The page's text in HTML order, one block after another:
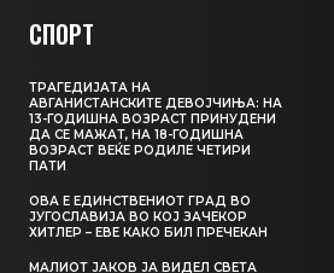
СПОРТ
ТРАГЕДИЈАТА НА
АВГАНИСТАНСКИТЕ ДЕВОЈЧИЊА: НА
13-ГОДИШНА ВОЗРАСТ ПРИНУДЕНИ
ДА СЕ МАЖАТ, НА 18-ГОДИШНА
ВОЗРАСТ ВЕЌЕ РОДИЛЕ ЧЕТИРИ
ПАТИ
ОВА Е ЕДИНСТВЕНИОТ ГРАД ВО
ЈУГОСЛАВИЈА ВО КОЈ ЗАЧЕКОР
ХИТЛЕР – ЕВЕ КАКО БИЛ ПРЕЧЕКАН
МАЛИОТ ЈАКОВ ЈА ВИДЕЛ СВЕТА